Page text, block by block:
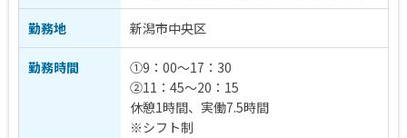
勤務地 新潟市中央区
勤務時間
①9：00～17：30
②11：45～20：15
休憩1時間、実働7.5時間
※シフト制